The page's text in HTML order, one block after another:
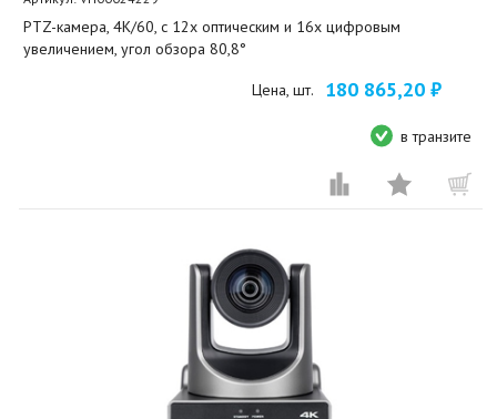
PTZ-камера, 4K/60, c 12х оптическим и 16x цифровым
увеличением, угол обзора 80,8°
Цена, шт. 180 865,20 ₽
в транзите